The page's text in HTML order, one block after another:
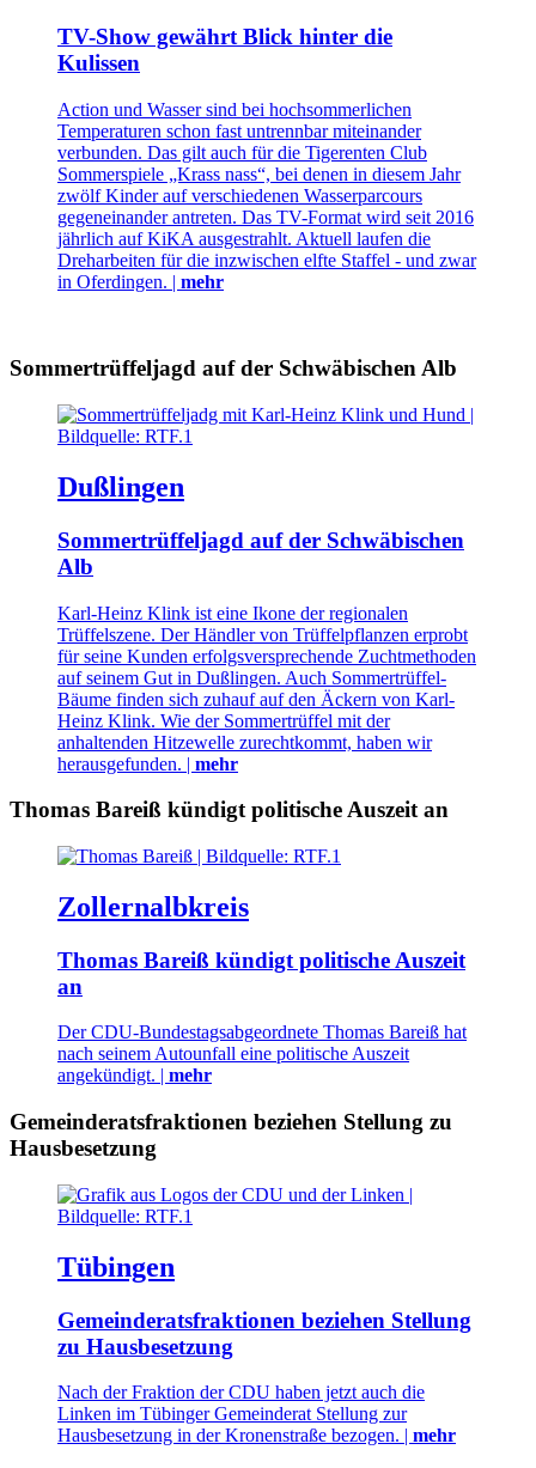
TV-Show gewährt Blick hinter die
Kulissen
Action und Wasser sind bei hochsommerlichen
Temperaturen schon fast untrennbar miteinander
verbunden. Das gilt auch für die Tigerenten Club
Sommerspiele „Krass nass“, bei denen in diesem Jahr
zwölf Kinder auf verschiedenen Wasserparcours
gegeneinander antreten. Das TV-Format wird seit 2016
jährlich auf KiKA ausgestrahlt. Aktuell laufen die
Dreharbeiten für die inzwischen elfte Staffel - und zwar
in Oferdingen. | mehr
Sommertrüffeljagd auf der Schwäbischen Alb
Dußlingen
Sommertrüffeljagd auf der Schwäbischen
Alb
Karl-Heinz Klink ist eine Ikone der regionalen
Trüffelszene. Der Händler von Trüffelpflanzen erprobt
für seine Kunden erfolgsversprechende Zuchtmethoden
auf seinem Gut in Dußlingen. Auch Sommertrüffel-
Bäume finden sich zuhauf auf den Äckern von Karl-
Heinz Klink. Wie der Sommertrüffel mit der
anhaltenden Hitzewelle zurechtkommt, haben wir
herausgefunden. | mehr
Thomas Bareiß kündigt politische Auszeit an
Zollernalbkreis
Thomas Bareiß kündigt politische Auszeit
an
Der CDU-Bundestagsabgeordnete Thomas Bareiß hat
nach seinem Autounfall eine politische Auszeit
angekündigt. | mehr
Gemeinderatsfraktionen beziehen Stellung zu
Hausbesetzung
Tübingen
Gemeinderatsfraktionen beziehen Stellung
zu Hausbesetzung
Nach der Fraktion der CDU haben jetzt auch die
Linken im Tübinger Gemeinderat Stellung zur
Hausbesetzung in der Kronenstraße bezogen. | mehr